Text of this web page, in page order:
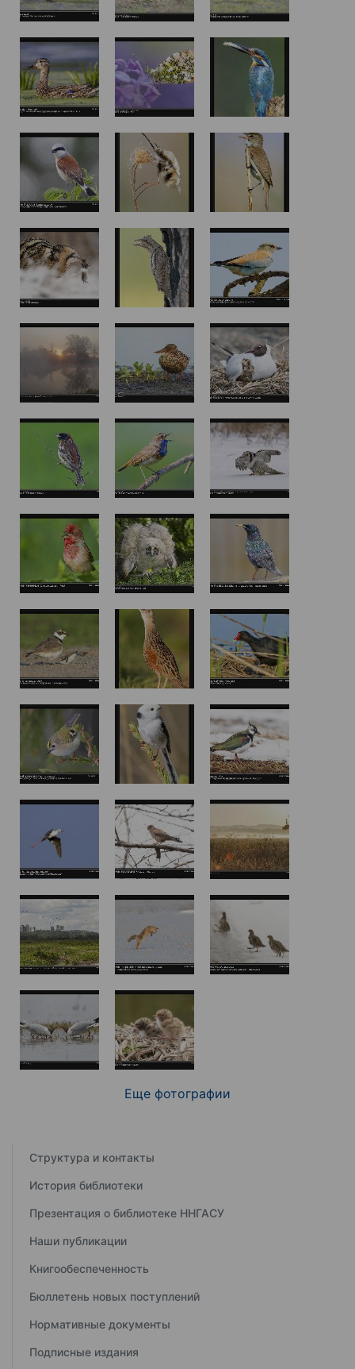
Еще фотографии
Структура и контакты
История библиотеки
Презентация о библиотеке ННГАСУ
Наши публикации
Книгообеспеченность
Бюллетень новых поступлений
Нормативные документы
Подписные издания